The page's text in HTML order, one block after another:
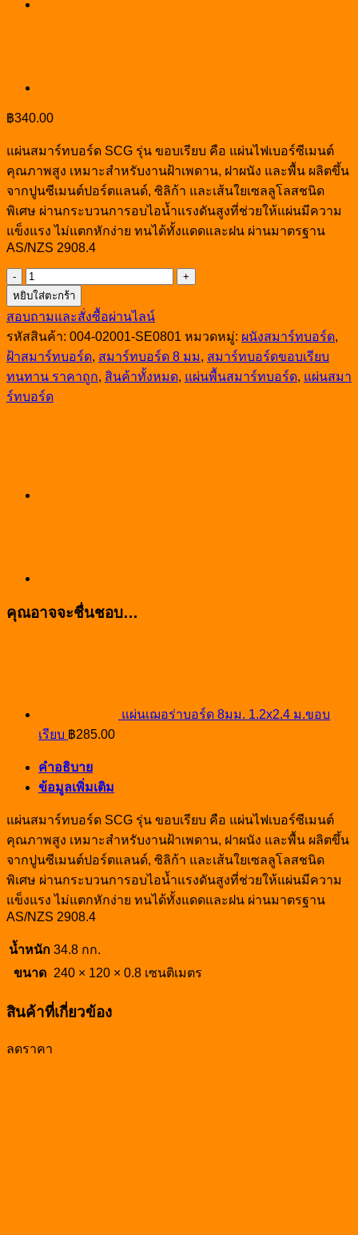
฿340.00
แผ่นสมาร์ทบอร์ด SCG รุ่น ขอบเรียบ คือ แผ่นไฟเบอร์ซีเมนต์
คุณภาพสูง เหมาะสำหรับงานฝ้าเพดาน, ฝาผนัง และพื้น ผลิตขึ้น
จากปูนซีเมนต์ปอร์ตแลนด์, ซิลิก้า และเส้นใยเซลลูโลสชนิด
พิเศษ ผ่านกระบวนการอบไอน้ำแรงดันสูงที่ช่วยให้แผ่นมีความ
แข็งแรง ไม่แตกหักง่าย ทนได้ทั้งแดดและฝน ผ่านมาตรฐาน
AS/NZS 2908.4
จำนวน
แผ่น
สมา
ร์
ทบ
อร์ด
8มม.
หยิบใส่ตะกร้า
สอบถามและสั่งซื้อผ่านไลน์
รหัสสินค้า: 004-02001-SE0801 หมวดหมู่: ผนังสมาร์ทบอร์ด,
ฝ้าสมาร์ทบอร์ด, สมาร์ทบอร์ด 8 มม, สมาร์ทบอร์ดขอบเรียบ
ทนทาน ราคาถูก, สินค้าทั้งหมด, แผ่นพื้นสมาร์ทบอร์ด, แผ่นสมา
ร์ทบอร์ด
คุณอาจจะชื่นชอบ…
แผ่นเฌอร่าบอร์ด 8มม. 1.2x2.4 ม.ขอบ
เรียบ ฿285.00
คำอธิบาย
ข้อมูลเพิ่มเติม
แผ่นสมาร์ทบอร์ด SCG รุ่น ขอบเรียบ คือ แผ่นไฟเบอร์ซีเมนต์
คุณภาพสูง เหมาะสำหรับงานฝ้าเพดาน, ฝาผนัง และพื้น ผลิตขึ้น
จากปูนซีเมนต์ปอร์ตแลนด์, ซิลิก้า และเส้นใยเซลลูโลสชนิด
พิเศษ ผ่านกระบวนการอบไอน้ำแรงดันสูงที่ช่วยให้แผ่นมีความ
แข็งแรง ไม่แตกหักง่าย ทนได้ทั้งแดดและฝน ผ่านมาตรฐาน
AS/NZS 2908.4
น้ำหนัก 34.8 กก.
ขนาด
240 × 120 × 0.8 เซนติเมตร
สินค้าที่เกี่ยวข้อง
ลดราคา